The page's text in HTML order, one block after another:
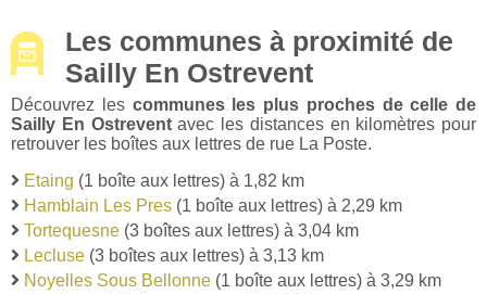
Les communes à proximité de
Sailly En Ostrevent
Découvrez les communes les plus proches de celle de
Sailly En Ostreventavec les distances en kilomètres pour
retrouver les boîtes aux lettres de rue La Poste.
Etaing (1 boîte aux lettres) à 1,82 km
Hamblain Les Pres (1 boîte aux lettres) à 2,29 km
Tortequesne (3 boîtes aux lettres) à 3,04 km
Lecluse (3 boîtes aux lettres) à 3,13 km
Noyelles Sous Bellonne (1 boîte aux lettres) à 3,29 km